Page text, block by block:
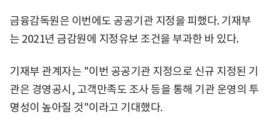
금융감독원은 이번에도 공공기관 지정을 피했다. 기재부
는 2021년 금감원에 지정유보 조건을 부과한 바 있다.
기재부 관계자는 "이번 공공기관 지정으로 신규 지정된 기
관은 경영공시, 고객만족도 조사 등을 통해 기관 운영의 투
명성이 높아질 것"이라고 기대했다.